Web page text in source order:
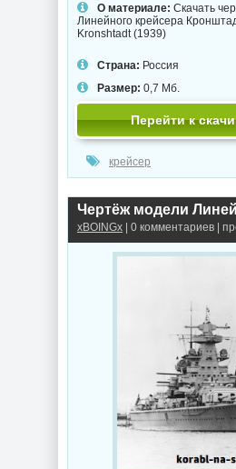
О материале: Скачать
Линейного крейсера
Kronshtadt (1939)
Страна: Россия
Размер: 0,7 Мб.
Перейти к
крейсер
xBOINGx | 0 комментариев |